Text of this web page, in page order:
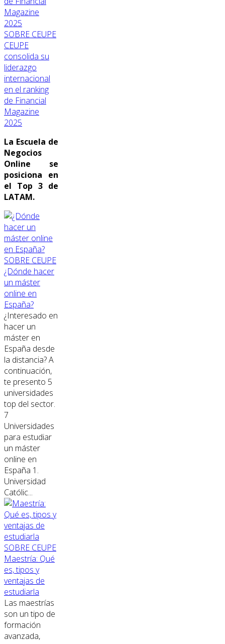
SOBRE CEUPE
CEUPE
consolida su
liderazgo
internacional
en el ranking
de Financial
Magazine
2025
La Escuela de
Negocios
Online se
posiciona en
el Top 3 de
LATAM.
SOBRE CEUPE
¿Dónde hacer
un máster
online en
España?
¿Interesado en
hacer un
máster en
España desde
la distancia? A
continuación,
te presento 5
universidades
top del sector.
7
Universidades
para estudiar
un máster
online en
España 1.
Universidad
Católic...
SOBRE CEUPE
Maestría: Qué
es, tipos y
ventajas de
estudiarla
Las maestrías
son un tipo de
formación
avanzada,